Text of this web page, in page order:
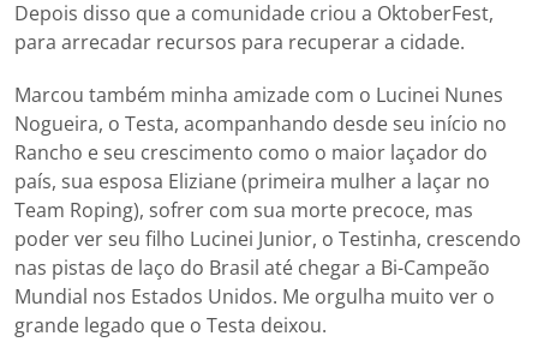
Depois disso que a comunidade criou a OktoberFest,
para arrecadar recursos para recuperar a cidade.
Marcou também minha amizade com o Lucinei Nunes
Nogueira, o Testa, acompanhando desde seu início no
Rancho e seu crescimento como o maior laçador do
país, sua esposa Eliziane (primeira mulher a laçar no
Team Roping), sofrer com sua morte precoce, mas
poder ver seu filho Lucinei Junior, o Testinha, crescendo
nas pistas de laço do Brasil até chegar a Bi-Campeão
Mundial nos Estados Unidos. Me orgulha muito ver o
grande legado que o Testa deixou.